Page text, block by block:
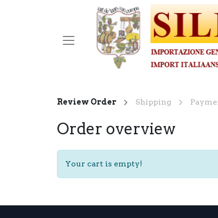
Review Order Shipping
Order overview
Your cart is empty!